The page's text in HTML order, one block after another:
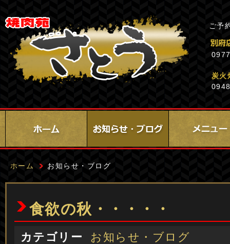
ご予
炭火
ホーム お知らせ・ブログ
食欲の秋・・・・・
カテゴリー
お知らせ・ブログ